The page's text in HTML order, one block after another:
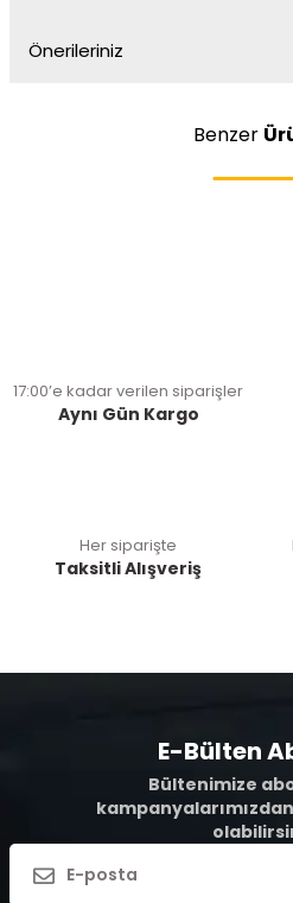
Önerileriniz
Benzer
17:00’e kadar verilen siparişler
Aynı Gün Kargo
Her siparişte
Taksitli Alışveriş
E-Bülten
Bültenimize